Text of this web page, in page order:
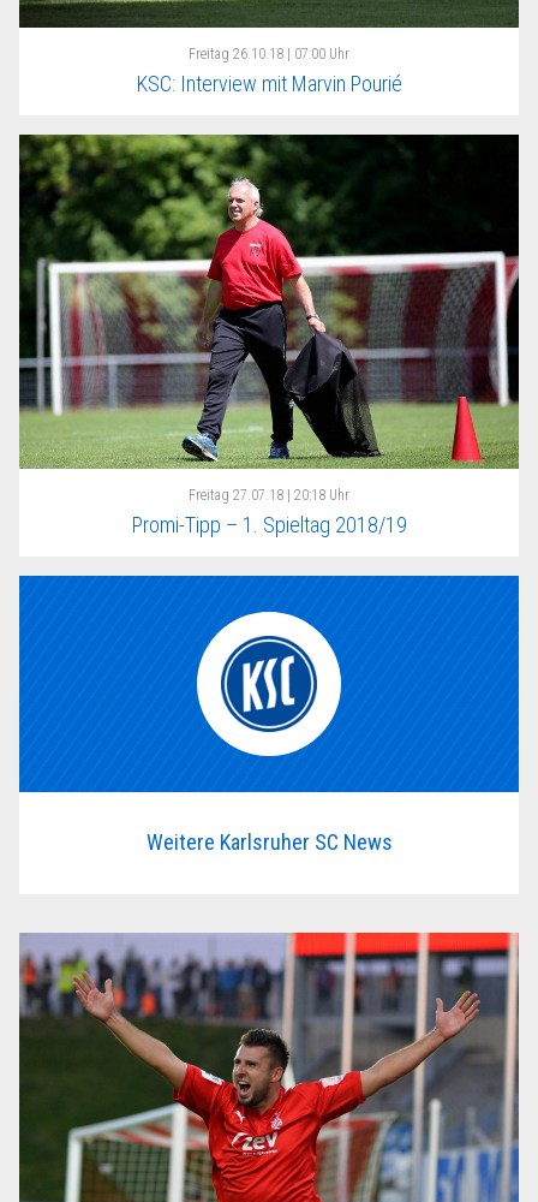
Freitag 26.10.18 | 07:00 Uhr
KSC: Interview mit Marvin Pourié
Freitag 27.07.18 | 20:18 Uhr
Promi-Tipp – 1. Spieltag 2018/19
Weitere Karlsruher SC News